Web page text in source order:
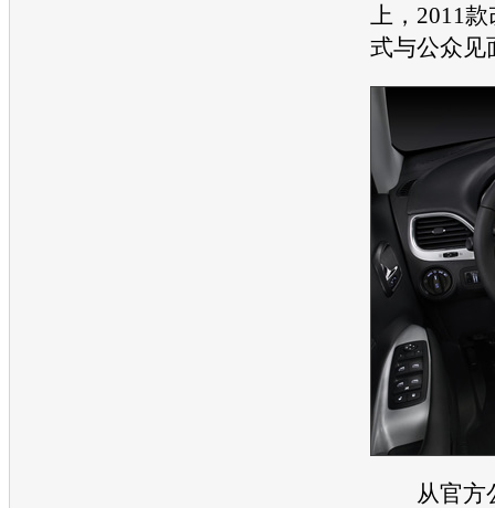
上，2011
式与公众见
从官方